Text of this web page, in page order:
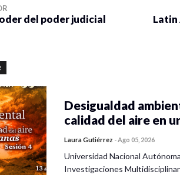
del poder judicial
Latin
Desigualdad
calidad del aire en
Laura Gutiérrez -Ago 05, 2026
Universidad Nacional
Investigaciones